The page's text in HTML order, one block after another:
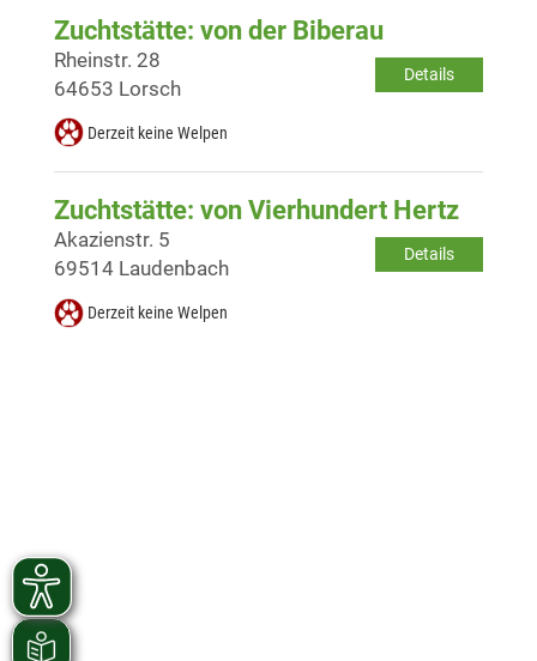
Zuchtstätte: von der Biberau
Details
Rheinstr. 28
64653 Lorsch
Derzeit keine Welpen
Zuchtstätte: von Vierhundert Hertz
Details
Akazienstr. 5
69514 Laudenbach
Derzeit keine Welpen